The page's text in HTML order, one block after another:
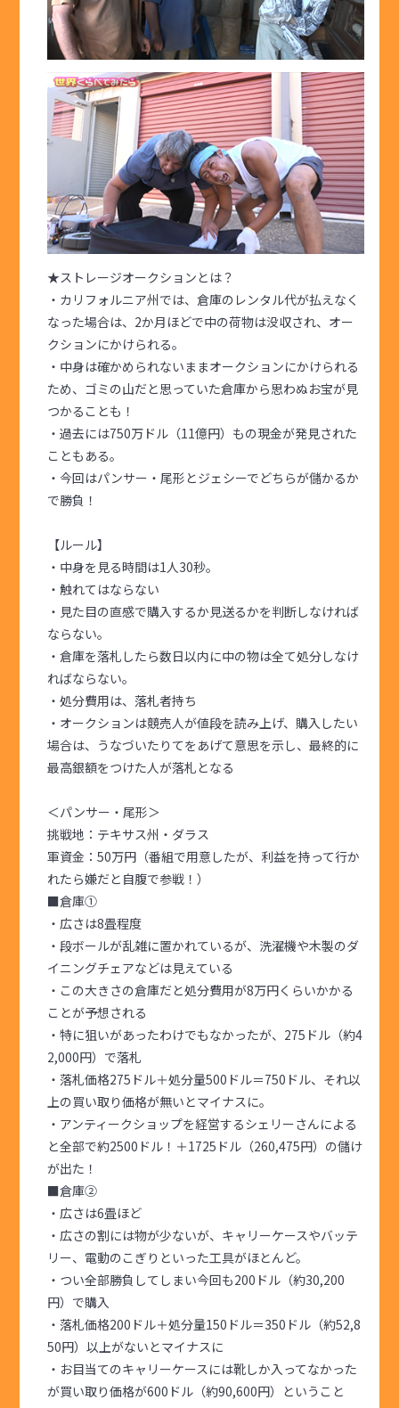
★ストレージオークションとは？
・カリフォルニア州では、倉庫のレンタル代が払えなく
なった場合は、2か月ほどで中の荷物は没収され、オー
クションにかけられる。
・中身は確かめられないままオークションにかけられる
ため、ゴミの山だと思っていた倉庫から思わぬお宝が見
つかることも！
・過去には750万ドル（11億円）もの現金が発見された
こともある。
・今回はパンサー・尾形とジェシーでどちらが儲かるか
で勝負！
【ルール】
・中身を見る時間は1人30秒。
・触れてはならない
・見た目の直感で購入するか見送るかを判断しなければ
ならない。
・倉庫を落札したら数日以内に中の物は全て処分しなけ
ればならない。
・処分費用は、落札者持ち
・オークションは競売人が値段を読み上げ、購入したい
場合は、うなづいたりてをあげて意思を示し、最終的に
最高銀額をつけた人が落札となる
＜パンサー・尾形＞
挑戦地：テキサス州・ダラス
軍資金：50万円（番組で用意したが、利益を持って行か
れたら嫌だと自腹で参戦！）
■倉庫①
・広さは8畳程度
・段ボールが乱雑に置かれているが、洗濯機や木製のダ
イニングチェアなどは見えている
・この大きさの倉庫だと処分費用が8万円くらいかかる
ことが予想される
・特に狙いがあったわけでもなかったが、275ドル（約4
2,000円）で落札
・落札価格275ドル＋処分量500ドル＝750ドル、それ以
上の買い取り価格が無いとマイナスに。
・アンティークショップを経営するシェリーさんによる
と全部で約2500ドル！＋1725ドル（260,475円）の儲け
が出た！
■倉庫②
・広さは6畳ほど
・広さの割には物が少ないが、キャリーケースやバッテ
リー、電動のこぎりといった工具がほとんど。
・つい全部勝負してしまい今回も200ドル（約30,200
円）で購入
・落札価格200ドル＋処分量150ドル＝350ドル（約52,8
50円）以上がないとマイナスに
・お目当てのキャリーケースには靴しか入ってなかった
が買い取り価格が600ドル（約90,600円）ということ